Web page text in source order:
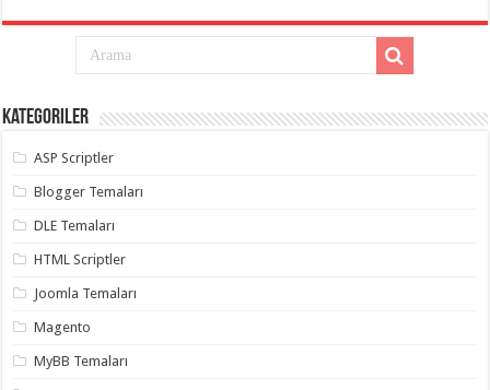
evden
taşımacılık,
gaziantep
taşıma,
evden
taşımacılık,
gaziantep
organizasyon
gaziantep
organizasyon,
gaziantep
organizasyon
gaziantep
gaziantep
Kategoriler
ASP Scriptler
Blogger Temaları
DLE Temaları
HTML Scriptler
Joomla Temaları
Magento
MyBB Temaları